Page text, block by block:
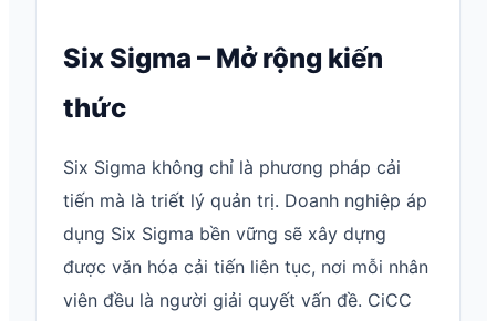
Six Sigma – Mở rộng kiến
thức
Six Sigma không chỉ là phương pháp cải
tiến mà là triết lý quản trị. Doanh nghiệp áp
dụng Six Sigma bền vững sẽ xây dựng
được văn hóa cải tiến liên tục, nơi mỗi nhân
viên đều là người giải quyết vấn đề. CiCC